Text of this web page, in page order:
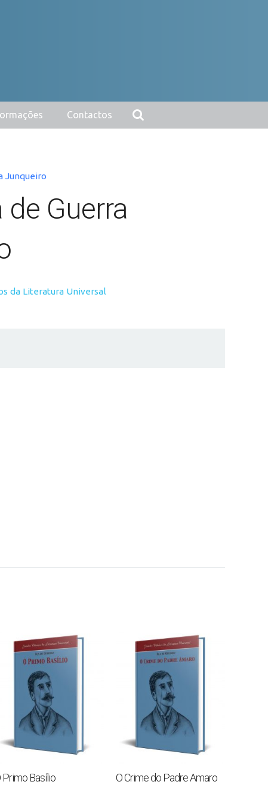
Contactos
Junqueiro
Guerra
da Literatura Universal
Primo Basílio O Crime do Padre Amaro